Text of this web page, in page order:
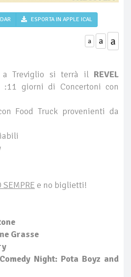
ESPORTA IN APPLE ICAL
a a a
a Treviglio si terrà il REVEL
:11 giorni di Concertoni con
Food Truck provenienti da
SEMPRE e no biglietti!
Grasse
Night: Pota Boyz and